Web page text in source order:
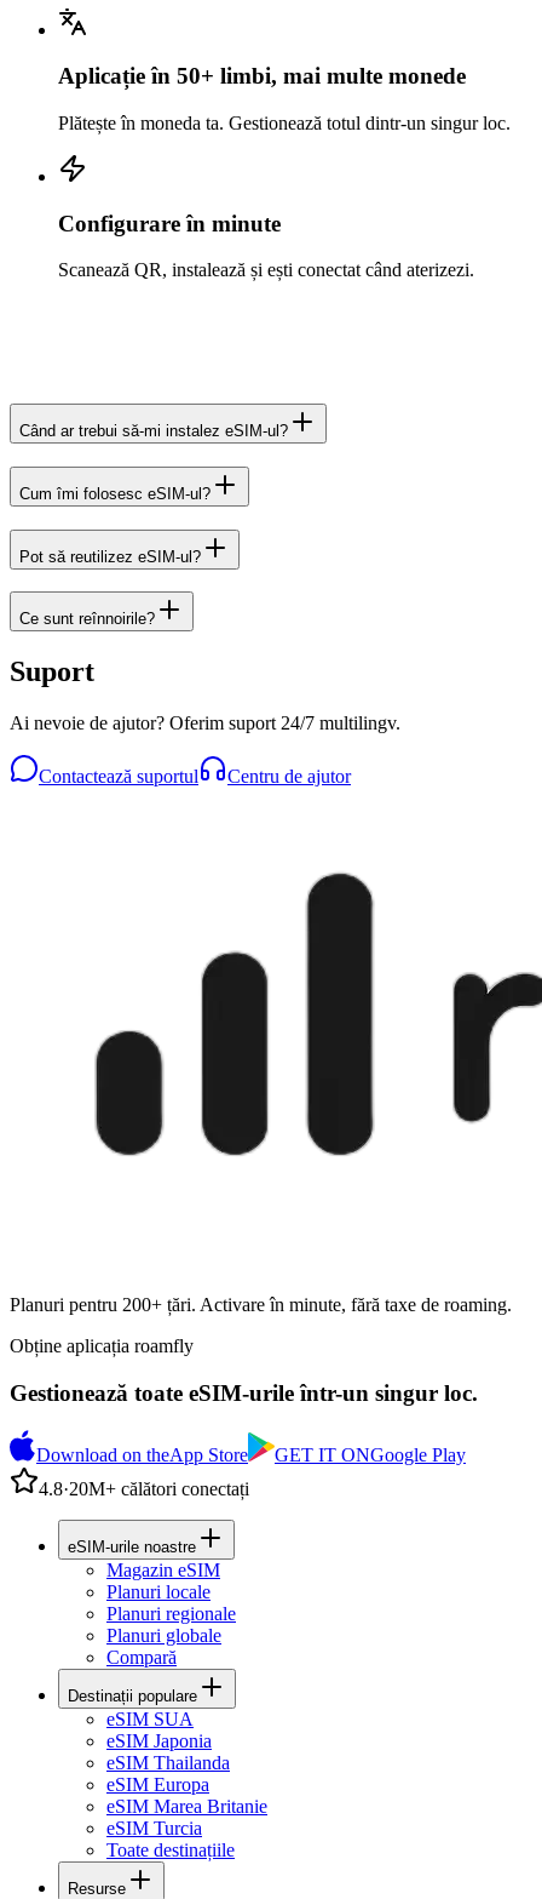
Aplicație în 50+ limbi, mai multe monede
Plătește în moneda ta. Gestionează totul dintr-un singur loc.
Configurare în minute
Scanează QR, instalează și ești conectat când aterizezi.
Când ar trebui să-mi instalez eSIM-ul?
Cum îmi folosesc eSIM-ul?
Pot să reutilizez eSIM-ul?
Ce sunt reînnoirile?
Suport
Ai nevoie de ajutor? Oferim suport 24/7 multilingv.
Contactează suportul Centru de ajutor
Planuri pentru 200+ țări. Activare în minute, fără taxe de roaming.
Obține aplicația roamfly
Gestionează toate eSIM-urile într-un singur loc.
Download on theApp Store GET IT ONGoogle Play
4.8·20M+ călători conectați
eSIM-urile noastre
Magazin eSIM
Planuri locale
Planuri regionale
Planuri globale
Compară
Destinații populare
eSIM SUA
eSIM Japonia
eSIM Thailanda
eSIM Europa
eSIM Marea Britanie
eSIM Turcia
Toate destinațiile
Resurse